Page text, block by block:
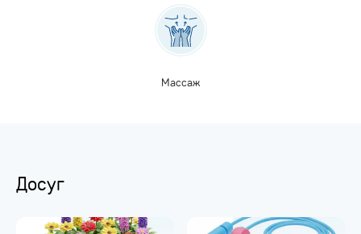
Массаж
Досуг